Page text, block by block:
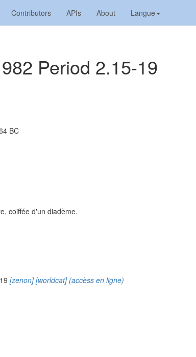
Contributors APIs About Langue
Period 2.15-19
BC
coiffée d'un diadème.
[zenon][worldcat](accèss en ligne)